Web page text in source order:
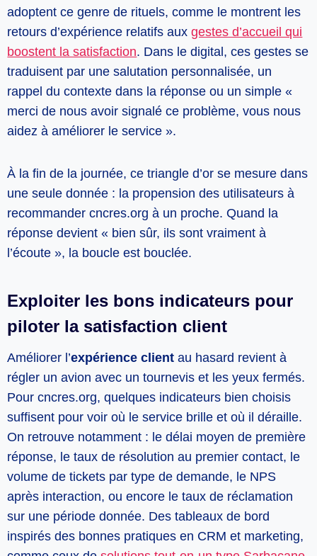
adoptent ce genre de rituels, comme le montrent les
retours d’expérience relatifs auxgestes d’accueil qui
boostent la satisfaction. Dans le digital, ces gestes se
traduisent par une salutation personnalisée, un
rappel du contexte dans la réponse ou un simple «
merci de nous avoir signalé ce problème, vous nous
aidez à améliorer le service ».
À la fin de la journée, ce triangle d’or se mesure dans
une seule donnée : la propension des utilisateurs à
recommander cncres.org à un proche. Quand la
réponse devient « bien sûr, ils sont vraiment à
l’écoute », la boucle est bouclée.
Exploiter les bons indicateurs pour
piloter la satisfaction client
Améliorer l’expérience client au hasard revient à
régler un avion avec un tournevis et les yeux fermés.
Pour cncres.org, quelques indicateurs bien choisis
suffisent pour voir où le service brille et où il déraille.
On retrouve notamment : le délai moyen de première
réponse, le taux de résolution au premier contact, le
volume de tickets par type de demande, le NPS
après interaction, ou encore le taux de réclamation
sur une période donnée. Des tableaux de bord
inspirés des bonnes pratiques en CRM et marketing,